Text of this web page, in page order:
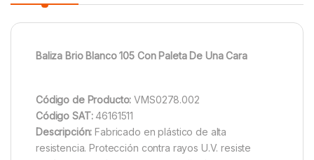
Baliza Brio Blanco 105 Con Paleta De Una Cara
Código de Producto: VMS0278.002
Código SAT:46161511
Descripción: Fabricado en plástico de alta
resistencia. Protección contra rayos U.V. resiste